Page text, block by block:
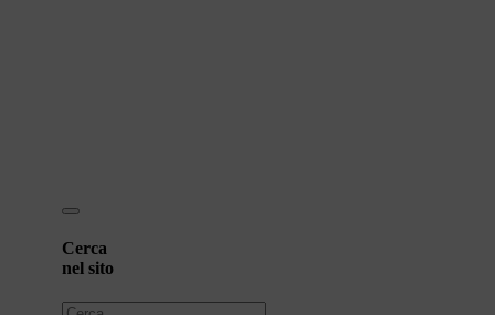
Cerca
nel sito
Cerca